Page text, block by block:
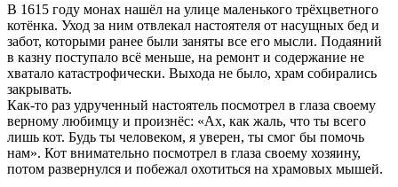
В 1615 году монах нашёл на улице маленького трёхцветного
котёнка. Уход за ним отвлекал настоятеля от насущных бед и
забот, которыми ранее были заняты все его мысли. Подаяний
в казну поступало всё меньше, на ремонт и содержание не
хватало катастрофически. Выхода не было, храм собирались
закрывать.
Как-то раз удрученный настоятель посмотрел в глаза своему
верному любимцу и произнёс: «Ах, как жаль, что ты всего
лишь кот. Будь ты человеком, я уверен, ты смог бы помочь
нам». Кот внимательно посмотрел в глаза своему хозяину,
потом развернулся и побежал охотиться на храмовых мышей.